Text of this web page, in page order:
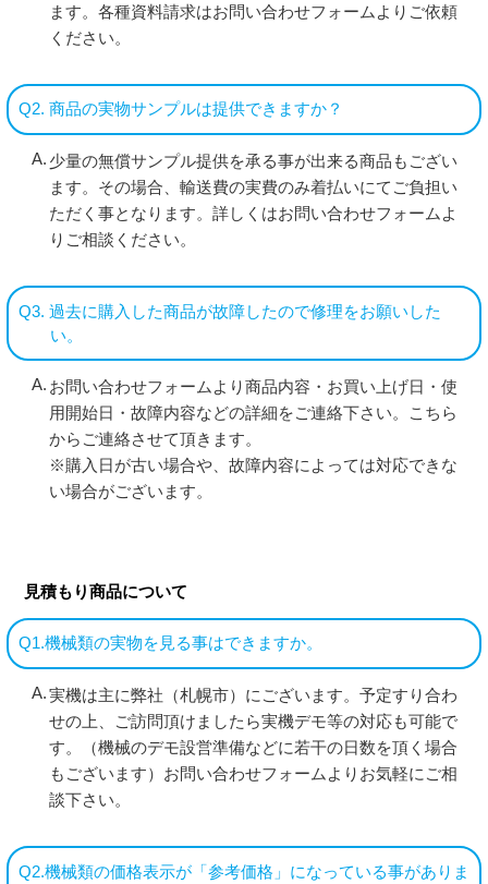
ます。各種資料請求はお問い合わせフォームよりご依頼
ください。
Q2. 商品の実物サンプルは提供できますか？
少量の無償サンプル提供を承る事が出来る商品もござい
ます。その場合、輸送費の実費のみ着払いにてご負担い
ただく事となります。詳しくはお問い合わせフォームよ
りご相談ください。
Q3. 過去に購入した商品が故障したので修理をお願いした
い。
お問い合わせフォームより商品内容・お買い上げ日・使
用開始日・故障内容などの詳細をご連絡下さい。こちら
からご連絡させて頂きます。
※購入日が古い場合や、故障内容によっては対応できな
い場合がございます。
見積もり商品について
Q1.機械類の実物を見る事はできますか。
実機は主に弊社（札幌市）にございます。予定すり合わ
せの上、ご訪問頂けましたら実機デモ等の対応も可能で
す。（機械のデモ設営準備などに若干の日数を頂く場合
もございます）お問い合わせフォームよりお気軽にご相
談下さい。
Q2.機械類の価格表示が「参考価格」になっている事がありま